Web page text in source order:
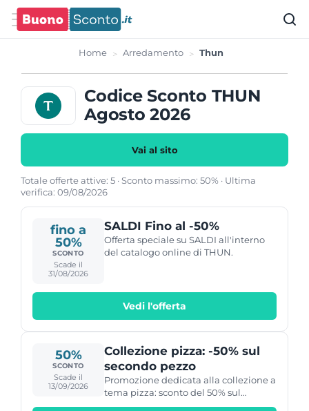
Home Arredamento Thun
Codice Sconto THUN
Agosto 2026
Vai al sito
Totale offerte attive: 5 · Sconto massimo: 50% · Ultima
verifica: 09/08/2026
fino a
50%
SCONTO
Scade il
31/08/2026
SALDI Fino al -50%
Offerta speciale su SALDI all'interno
del catalogo online di THUN.
Vedi l'offerta
50%
SCONTO
Scade il
13/09/2026
Collezione pizza: -50% sul
secondo pezzo
Promozione dedicata alla collezione a
tema pizza: sconto del 50% sul
secondo pezzo acquistato.